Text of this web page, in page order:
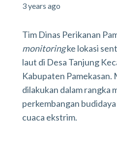
3 years ago
Tim Dinas Perikanan
monitoringke lokasi
laut di Desa Tanjung
Kabupaten
dilakukan dalam rangka
perkembangan
cuaca ekstrim.